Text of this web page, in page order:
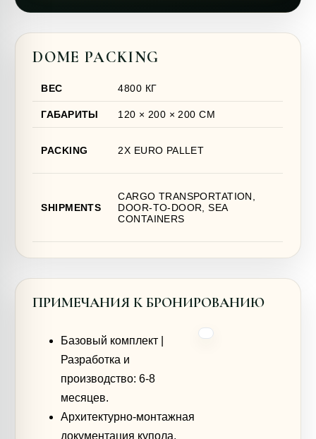
DOME PACKING
ВЕС 4800 КГ
ГАБАРИТЫ 120 × 200 × 200 СМ
PACKING 2X EURO PALLET
SHIPMENTS
CARGO TRANSPORTATION,
DOOR-TO-DOOR, SEA
CONTAINERS
ПРИМЕЧАНИЯ К БРОНИРОВАНИЮ
Базовый комплект |
Разработка и
производство: 6-8
месяцев.
Архитектурно-монтажная
документация купола.